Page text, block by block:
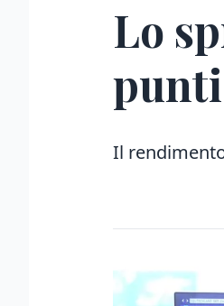
Lo
punti
Il